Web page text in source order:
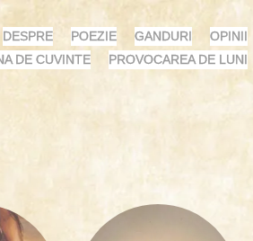
DESPRE POEZIE GANDURI
OPINII
DE CUVINTE
PROVOCAREA DE LUNI